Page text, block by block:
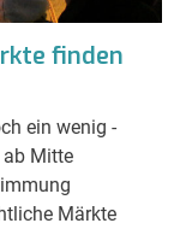
finden
ein wenig -
ab Mitte
Märkte